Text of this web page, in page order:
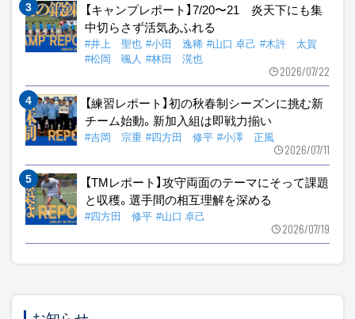
【キャンプレポート】7/20〜21 炎天下にも集
中切らさず活気あふれる
#井上 聖也 #小田 逸稀 #山口 卓己 #木許 太賀
#松岡 颯人 #林田 滉也
2026/07/22
【練習レポート】初の秋春制シーズンに挑む新
チーム始動。新加入組は即戦力揃い
#吉岡 宗重 #四方田 修平 #小澤 正風
2026/07/11
【TMレポート】攻守両面のテーマにそって課題
と収穫。選手間の相互理解を深める
#四方田 修平 #山口 卓己
2026/07/19